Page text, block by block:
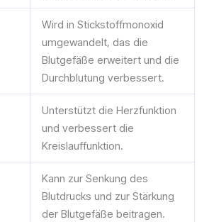
Wird in Stickstoffmonoxid
umgewandelt, das die
Blutgefäße erweitert und die
Durchblutung verbessert.
Unterstützt die Herzfunktion
und verbessert die
Kreislauffunktion.
Kann zur Senkung des
Blutdrucks und zur Stärkung
der Blutgefäße beitragen.